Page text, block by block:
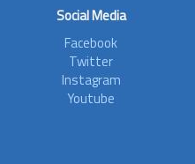
Social Media
Facebook
Twitter
Instagram
Youtube